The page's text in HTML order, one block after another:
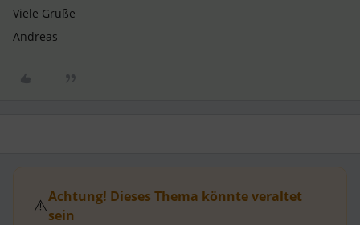
Viele Grüße
Andreas
⚠️Achtung! Dieses Thema könnte veraltet
sein